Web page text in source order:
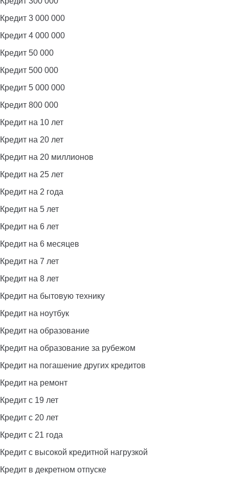
Кредит 3 000 000
Кредит 4 000 000
Кредит 50 000
Кредит 500 000
Кредит 5 000 000
Кредит 800 000
Кредит на 10 лет
Кредит на 20 лет
Кредит на 20 миллионов
Кредит на 25 лет
Кредит на 2 года
Кредит на 5 лет
Кредит на 6 лет
Кредит на 6 месяцев
Кредит на 7 лет
Кредит на 8 лет
Кредит на бытовую технику
Кредит на ноутбук
Кредит на образование
Кредит на образование за рубежом
Кредит на погашение других кредитов
Кредит на ремонт
Кредит с 19 лет
Кредит с 20 лет
Кредит с 21 года
Кредит с высокой кредитной нагрузкой
Кредит в декретном отпуске